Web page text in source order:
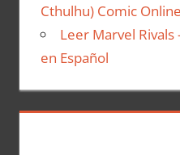
Cthulhu) Comic
Leer Marvel
en Español